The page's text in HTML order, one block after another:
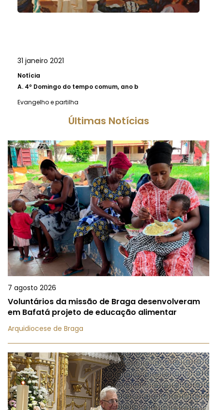
31 janeiro 2021
Notícia
A. 4º Domingo do tempo comum, ano b
Evangelho e partilha
Últimas Notícias
7 agosto 2026
Voluntários da missão de Braga desenvolveram
em Bafatá projeto de educação alimentar
Arquidiocese de Braga